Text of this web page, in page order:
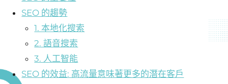
SEO 的趨勢
1. 本地化搜索
2. 語音搜索
3. 人工智能
SEO 的效益: 高流量意味著更多的潛在客戶